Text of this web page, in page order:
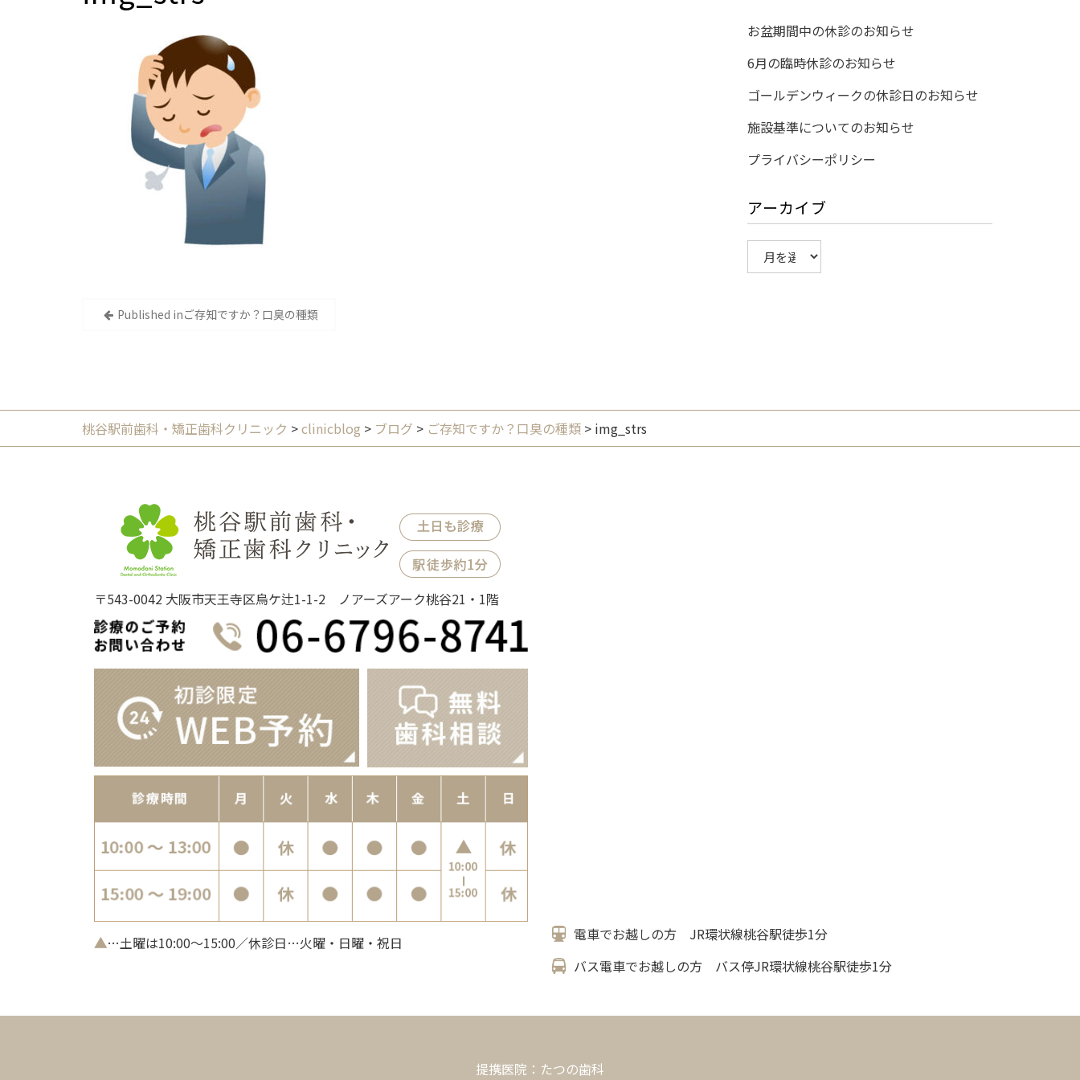
投
ゲ
ー
シ
Published inご存知ですか？口臭の種類
お盆期間中の休診のお知らせ
6月の臨時休診のお知らせ
ゴールデンウィークの休診日のお知らせ
施設基準についてのお知らせ
プライバシーポリシー
アーカイブ
ー
桃谷駅前歯科・矯正歯科クリニック >clinicblog > ブログ > ご存知ですか？口臭の種類 > img_strs
〒543-0042 大阪市天王寺区烏ケ辻1-1-2 ノアーズアーク桃谷21・1階
▲…土曜は10:00～15:00／休診日…火曜・日曜・祝日
電車でお越しの方 JR環状線桃谷駅徒歩1分
バス電車でお越しの方 バス停JR環状線桃谷駅徒歩1分
提携医院：たつの歯科